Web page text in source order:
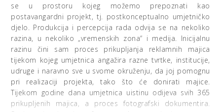
se u prostoru kojeg možemo prepoznati kao
postavangardni projekt, tj. postkonceptualno umjetničko
djelo. Produkcija i percepcija rada odvija se na nekoliko
razina, u nekoliko „vremenskih zona“ i medija. Inicijalnu
razinu čini sam proces prikupljanja reklamnih majica
tijekom kojeg umjetnica angažira razne tvrtke, institucije,
udruge i naravno sve u svome okruženju, da joj pomognu
pri realizaciji projekta, tako što će donirati majice.
Tijekom godine dana umjetnica uistinu odijeva svih 365
prikupljenih majica, a proces fotografski dokumentira.